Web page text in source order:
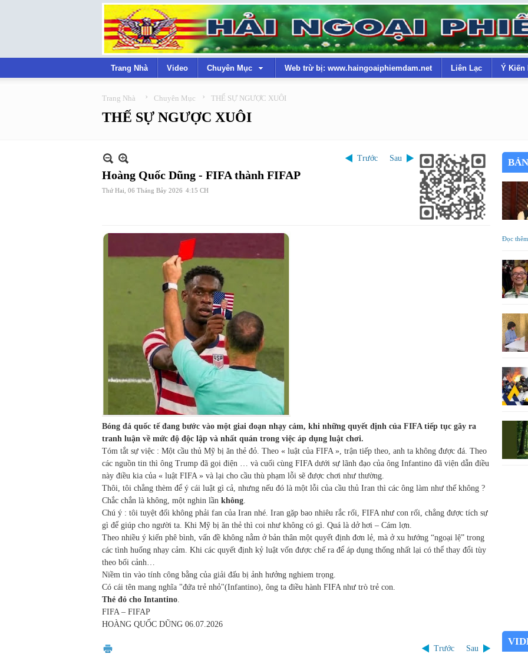
Trang Nhà Video Chuyên Mục Web trừ bị: www.haingoaiphiemdam.net Liên Lạc Ý Kiến
Trang Nhà › Chuyên Mục › THẾ SỰ NGƯỢC XUÔI
THẾ SỰ NGƯỢC XUÔI
Trước Sau
Hoàng Quốc Dũng - FIFA thành FIFAP
Thứ Hai, 06 Tháng Bảy 2026 4:15 CH
Bóng đá quốc tế đang bước vào một giai đoạn nhạy cảm, khi những quyết định của FIFA tiếp tục gây ra
tranh luận về mức độ độc lập và nhất quán trong việc áp dụng luật chơi.
Tóm tắt sự việc : Một cầu thủ Mỹ bị ăn thẻ đỏ. Theo « luật của FIFA », trận tiếp theo, anh ta không được đá. Theo
các nguồn tin thì ông Trump đã gọi điện … và cuối cùng FIFA dưới sự lãnh đạo của ông Infantino đã viện dẫn điều
này điều kia của « luật FIFA » và lại cho cầu thù phạm lỗi sẽ được chơi như thường.
Thôi, tôi chẳng thèm để ý cái luật gì cả, nhưng nếu đó là một lỗi của cầu thủ Iran thì các ông làm như thế không ?
Chắc chắn là không, một nghin lần không.
Chú ý : tôi tuyệt đối không phải fan của Iran nhé. Iran gặp bao nhiêu rắc rối, FIFA như con rối, chẳng được tích sự
gì để giúp cho người ta. Khi Mỹ bị ăn thẻ thì coi như không có gì. Quá là dở hơi – Cám lợn.
Theo nhiều ý kiến phê bình, vấn đề không nằm ở bản thân một quyết định đơn lẻ, mà ở xu hướng “ngoại lệ” trong
các tình huống nhạy cảm. Khi các quyết định kỷ luật vốn được chế ra để áp dụng thống nhất lại có thể thay đổi tùy
theo bối cảnh…
Niềm tin vào tính công bằng của giải đấu bị ảnh hưởng nghiem trọng.
Có cái tên mang nghĩa "đứa trẻ nhỏ"(Infantino), ông ta điều hành FIFA như trò trẻ con.
Thẻ đỏ cho Intantino.
FIFA – FIFAP
HOÀNG QUỐC DŨNG 06.07.2026
Trước Sau
Đọc thêm